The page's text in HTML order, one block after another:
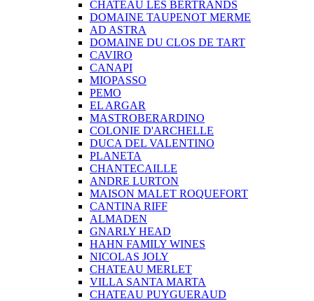
CHATEAU LES BERTRANDS
DOMAINE TAUPENOT MERME
AD ASTRA
DOMAINE DU CLOS DE TART
CAVIRO
CANAPI
MIOPASSO
PEMO
EL ARGAR
MASTROBERARDINO
COLONIE D'ARCHELLE
DUCA DEL VALENTINO
PLANETA
CHANTECAILLE
ANDRE LURTON
MAISON MALET ROQUEFORT
CANTINA RIFF
ALMADEN
GNARLY HEAD
HAHN FAMILY WINES
NICOLAS JOLY
CHATEAU MERLET
VILLA SANTA MARTA
CHATEAU PUYGUERAUD